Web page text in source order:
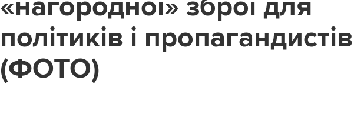
політиків і
(ФОТО)